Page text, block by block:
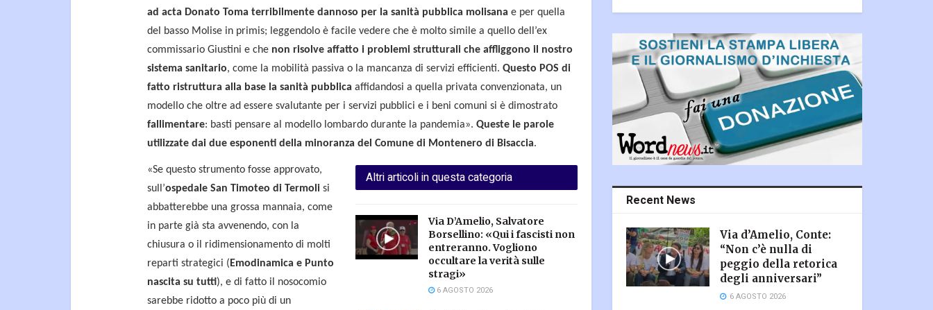
ad acta Donato Toma terribilmente dannoso per la sanità pubblica molisana e per quella
del basso Molise in primis; leggendolo è facile vedere che è molto simile a quello dell’ex
commissario Giustini e che non risolve affatto i problemi strutturali che affliggono il nostro
sistema sanitario, come la mobilità passiva o la mancanza di servizi efficienti. Questo POS di
fatto ristruttura alla base la sanità pubblica affidandosi a quella privata convenzionata, un
modello che oltre ad essere svalutante per i servizi pubblici e i beni comuni si è dimostrato
fallimentare: basti pensare al modello lombardo durante la pandemia». Queste le parole
utilizzate dai due esponenti della minoranza del Comune di Montenero di Bisaccia.
Altri articoli in questa categoria
Via D’Amelio, Salvatore
Borsellino: «Qui i fascisti non
entreranno. Vogliono
occultare la verità sulle
stragi»
6 AGOSTO 2026
«Se questo strumento fosse approvato,
sull’ospedale San Timoteo di Termoli si
abbatterebbe una grossa mannaia, come
in parte già sta avvenendo, con la
chiusura o il ridimensionamento di molti
reparti strategici ( Emodinamica e Punto
nascita su tutti), e di fatto il nosocomio
sarebbe ridotto a poco più di un
Recent News
Via d’Amelio, Conte:
“Non c’è nulla di
peggio della retorica
degli anniversari”
6 AGOSTO 2026